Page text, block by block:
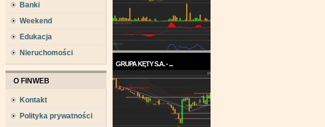
Banki
Weekend
Edukacja
Nieruchomości
O FINWEB
Kontakt
Polityka prywatności
GRUPA KĘTY S.A. - ...
Trend na wykresie Grupy Kęty
jest wzrostowy. ...